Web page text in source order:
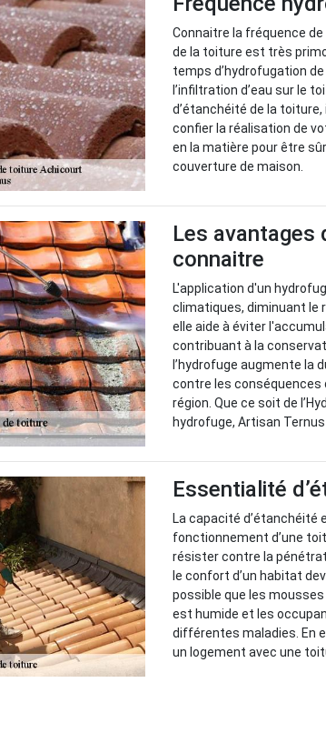
Connaitre la fréquence
de la toiture est très
temps d’hydrofugation
l’infiltration d’eau sur le
d’étanchéité de la
confier la réalisation de
en la matière pour être
couverture de maison.
Les avantages
connaitre
L'application d'un
climatiques, diminuant le
elle aide à éviter
contribuant à la
l’hydrofuge augmente la
contre les conséquences
région. Que ce soit de
hydrofuge, Artisan Ternus
Essentialité
La capacité d’étanchéité
fonctionnement d’une
résister contre la
le confort d’un habitat
possible que les
est humide et les
différentes maladies. En
un logement avec une